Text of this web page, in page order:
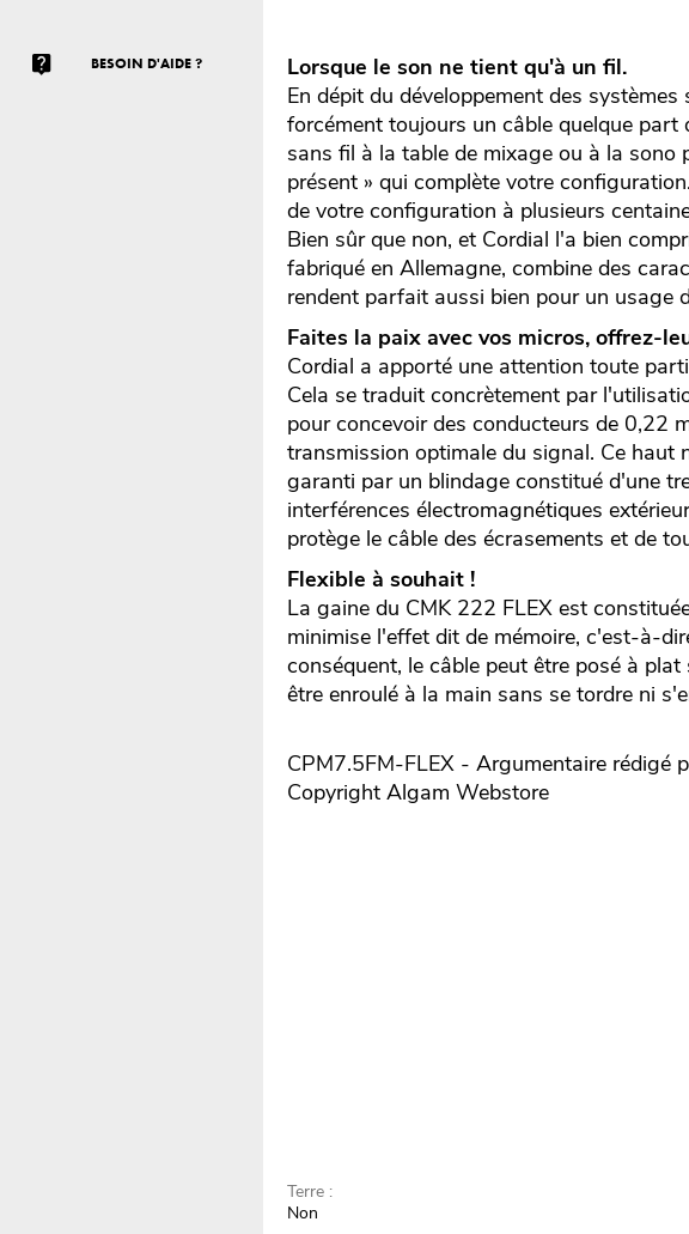
BESOIN D'AIDE ?
Lorsque le son ne tient qu'à un fil.
En dépit du développement des
forcément toujours un câble quelque
sans fil à la table de mixage ou à la sono
présent » qui complète votre
de votre configuration à plusieurs
Bien sûr que non, et Cordial l'a bien
fabriqué en Allemagne, combine des
rendent parfait aussi bien pour un usage
Faites la paix avec vos micros, offrez-
Cordial a apporté une attention toute
Cela se traduit concrètement par
pour concevoir des conducteurs de 0,22
transmission optimale du signal. Ce haut
garanti par un blindage constitué d'une
interférences électromagnétiques
protège le câble des écrasements et de
Flexible à souhait !
La gaine du CMK 222 FLEX est
minimise l'effet dit de mémoire, c'est-à-
conséquent, le câble peut être posé à
être enroulé à la main sans se tordre ni
CPM7.5FM-FLEX - Argumentaire rédigé
Copyright Algam Webstore
Terre :
Non